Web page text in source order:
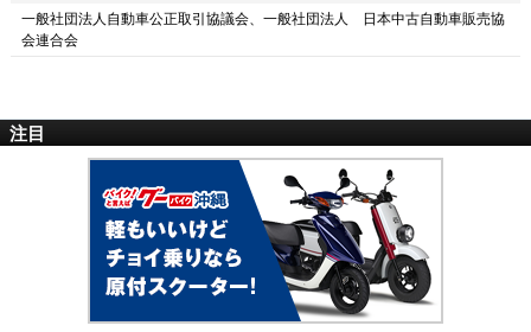
一般社団法人自動車公正取引協議会、一般社団法人 日本中古自動車販売協
会連合会
注目